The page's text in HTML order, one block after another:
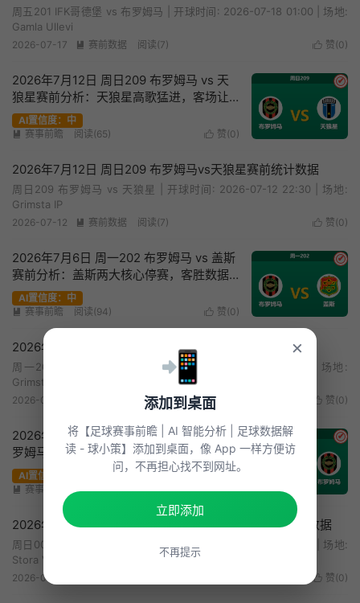
周五201 IFK哥德堡 vs 布罗姆马 | 开球时间: 2026-07-18 01:00 | 场地:
Gamla Ullevi
 赞(0)
2026-07-17  赛前数据 阅读(7)
✔
2026年7月12日 周日209 布罗姆马 vs 天
狼星赛前分析：天狼星高歌猛进，客场让
步是否暗藏隐患？
AI置信度：中
 赞(0)
 赛事前瞻 阅读(65)
2026年7月12日 周日209 布罗姆马vs天狼星赛前统计数据
周日209 布罗姆马 vs 天狼星 | 开球时间: 2026-07-12 22:30 | 场地:
Grimsta IP
 赞(0)
2026-07-12  赛前数据 阅读(7)
✔
2026年7月6日 周一202 布罗姆马 vs 盖斯
赛前分析：盖斯两大核心停赛，客胜数据
是否暗藏杀机？
AI置信度：中
 赞(0)
 赛事前瞻 阅读(94)
2026年7月6日 周一202 布罗姆马vs盖斯赛前统计数据
周一202 布罗姆马 vs 盖斯 | 开球时间: 2026-07-07 01:00 | 场地:
Grimsta IP
 赞( 0)
2026-07-06 阅读(9)
✔
2026年5月31日 周日006 代格福什 vs 布
罗姆马赛前分析：助攻王停赛，主队让步
是否暗藏陷阱？
AI置信度：中
 赞(0)
 赛事前瞻 阅读(55)
2026年5月31日 周日006 代格福什vs布罗姆马赛前统计数据
周日006 代格福什 vs 布罗姆马 | 开球时间: 2026-05-31 20:00 | 场地:
Stora Valla
 赞( 0)
2026-05-31
📲
添加到桌面
将【足球赛事前瞻 | AI 智能分析 | 足球数据解
读 - 球小策】添加到桌面，像 App 一样方便访
问，不再担心找不到网址。
×
立即添加
不再提示